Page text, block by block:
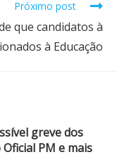
Próximo post
que candidatos à
à Educação
greve dos
PM e mais